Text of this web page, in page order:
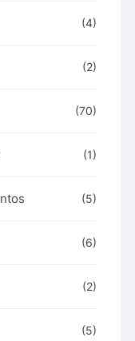
(4)
(2)
(70)
(1)
(5)
(6)
(2)
(5)